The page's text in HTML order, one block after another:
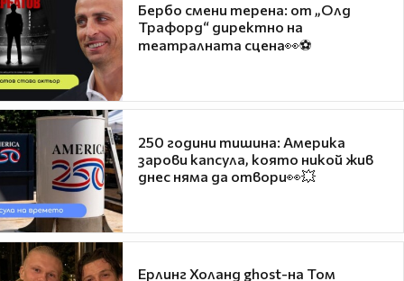
Бербо смени терена: от „Олд
Трафорд“ директно на
театралната сцена👀⚽
250 години тишина: Америка
зарови капсула, която никой жив
днес няма да отвори👀💥
Ерлинг Холанд ghost-на Том